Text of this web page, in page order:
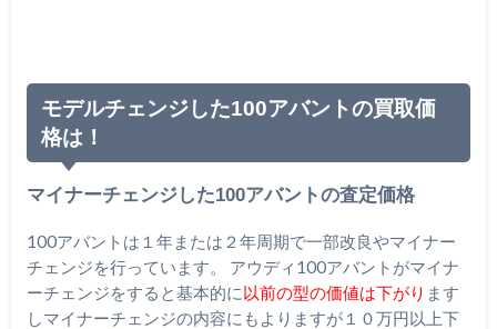
モデルチェンジした100アバントの買取価
格は！
マイナーチェンジした100アバントの査定価格
100アバントは１年または２年周期で一部改良やマイナー
チェンジを行っています。 アウディ100アバントがマイナ
ーチェンジをすると基本的に以前の型の価値は下がり ます
しマイナーチェンジの内容にもよりますが１０万円以上下